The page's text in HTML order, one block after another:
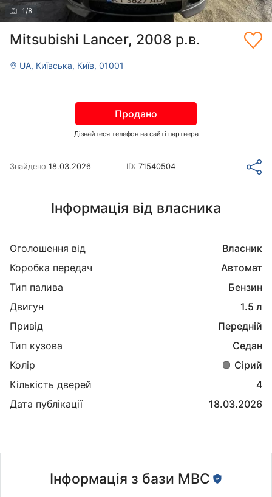
1 /8
Mitsubishi Lancer, 2008 р.в.
UA, Київська, Київ, 01001
Продано
Дізнайтеся телефон на сайті партнера
Знайдено 18.03.2026 ID: 71540504
Інформація від власника
Оголошення від
Власник
Коробка передач
Автомат
Тип палива
Бензин
Двигун
1.5 л
Привід
Передній
Тип кузова
Седан
Колір
Сірий
Кількість дверей
4
Дата публікації
18.03.2026
Інформація з бази МВС